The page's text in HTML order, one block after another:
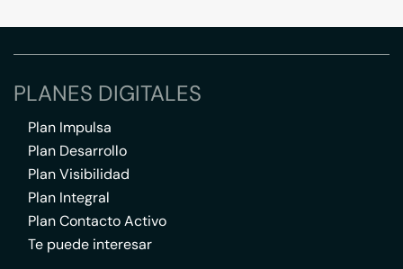
PLANES DIGITALES
Plan Impulsa
Plan Desarrollo
Plan Visibilidad
Plan Integral
Plan Contacto Activo
Te puede interesar